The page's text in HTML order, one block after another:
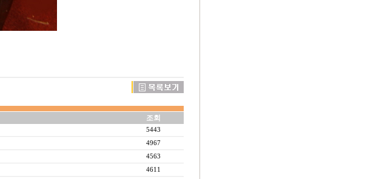
조회
5443
4967
4563
4611